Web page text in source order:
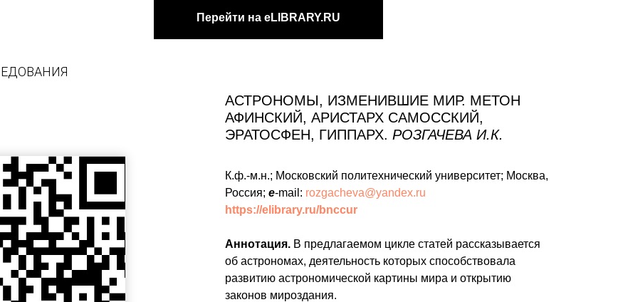
Перейти на eLIBRARY.RU
АСТРОНОМЫ, ИЗМЕНИВШИЕ МИР. МЕТОН
АФИНСКИЙ, АРИСТАРХ САМОССКИЙ,
ЭРАТОСФЕН, ГИППАРХ. РОЗГАЧЕВА И.К.
К.ф.-м.н.; Московский политехнический университет; Москва,
Россия; e-mail: rozgacheva@yandex.ru
https://elibrary.ru/bnccur
Аннотация. В предлагаемом цикле статей рассказывается
об астрономах, деятельность которых способствовала
развитию астрономической картины мира и открытию
законов мироздания.